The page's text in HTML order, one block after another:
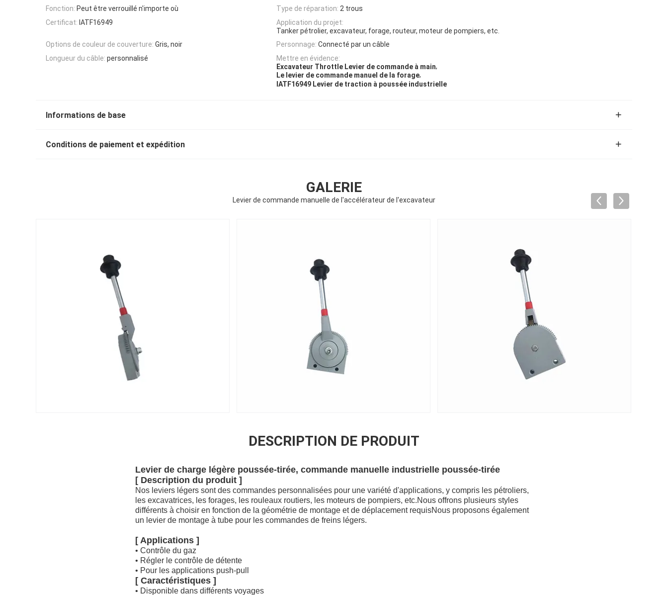
Fonction: Peut être verrouillé n'importe où Type de réparation: 2 trous
Certificat: IATF16949
Application du projet:
Tanker pétrolier, excavateur, forage, routeur, moteur de pompiers, etc.
Options de couleur de couverture: Gris, noir Personnage: Connecté par un câble
Longueur du câble: personnalisé
Mettre en évidence:
Excavateur Throttle Levier de commande à main,
Le levier de commande manuel de la forage,
IATF16949 Levier de traction à poussée industrielle
Informations de base
Conditions de paiement et expédition
GALERIE
Levier de commande manuelle de l'accélérateur de l'excavateur
DESCRIPTION DE PRODUIT
Levier de charge légère poussée-tirée, commande manuelle industrielle poussée-tirée
[ Description du produit ]
Nos leviers légers sont des commandes personnalisées pour une variété d'applications, y compris les pétroliers,
les excavatrices, les forages, les rouleaux routiers, les moteurs de pompiers, etc.Nous offrons plusieurs styles
différents à choisir en fonction de la géométrie de montage et de déplacement requisNous proposons également
un levier de montage à tube pour les commandes de freins légers.
[ Applications ]
• Contrôle du gaz
• Régler le contrôle de détente
• Pour les applications push-pull
[ Caractéristiques ]
• Disponible dans différents voyages